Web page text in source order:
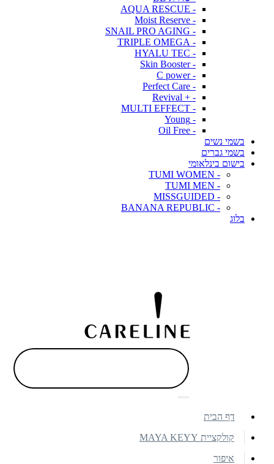
- AQUA RESCUE
- Moist Reserve
- SNAIL PRO AGING
- TRIPLE OMEGA
- HYALU TEC
- Skin Booster
- C power
- Perfect Care
- + Revival
- MULTI EFFECT
- Young
- Oil Free
בשמי נשים
בשמי גברים
בישום בינלאומי
- TUMI WOMEN
- TUMI MEN
- MISSGUIDED
- BANANA REPUBLIC
בלוג
דף הבית
קולקציית MAYA KEYY
איפור